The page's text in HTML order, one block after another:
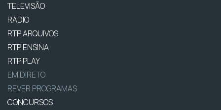
TELEVISÃO
RÁDIO
RTP ARQUIVOS
RTP ENSINA
RTP PLAY
EM DIRETO
REVER PROGRAMAS
CONCURSOS